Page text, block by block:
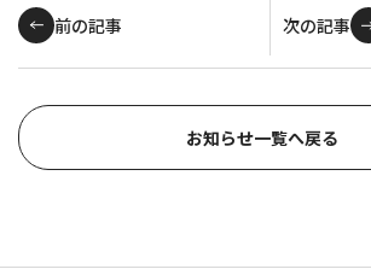
前の記事 次の記事
お知らせ一覧へ戻る